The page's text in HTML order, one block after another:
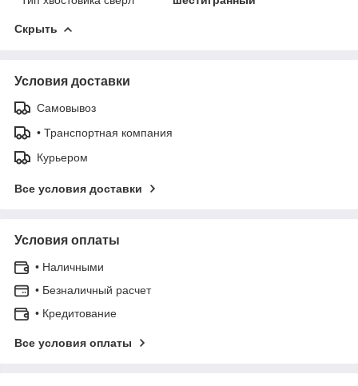
Скрыть
Условия доставки
Самовывоз
• Транспортная компания
Курьером
Все условия доставки
Условия оплаты
• Наличными
• Безналичный расчет
• Кредитование
Все условия оплаты